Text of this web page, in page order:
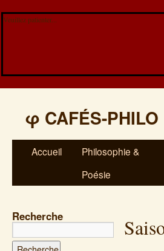
Veuillez patienter...
φ CAFÉS-
Accueil
Philosophie &
Poésie
Recherche